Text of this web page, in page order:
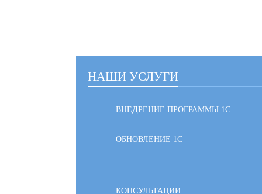
НАШИ УСЛУГИ
ВНЕДРЕНИЕ ПРОГРАММЫ 1С
ОБНОВЛЕНИЕ 1С
КОНСУЛЬТАЦИИ